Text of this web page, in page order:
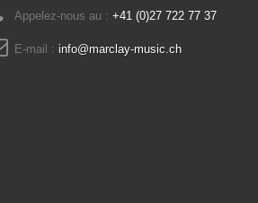
Appelez-nous au : +41 (0)27 722 77 37
E-mail : info@marclay-music.ch